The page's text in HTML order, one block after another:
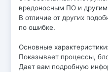
вредоносным ПО и
В отличие от других
по ошибке.
Основные характеристики:
Показывает процессы,
Дает вам подробную